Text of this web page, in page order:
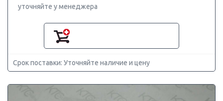
уточняйте у менеджера
Срок поставки: Уточняйте наличие и цену